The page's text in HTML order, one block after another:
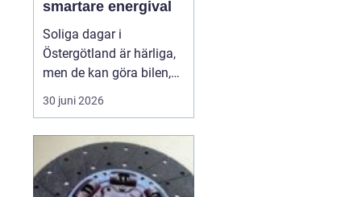
smartare energival
Soliga dagar i
Östergötland är härliga,
men de kan göra bilen,
bostaden eller kontoret
varma och bländande.
därför på solfilm
Linköpingsom ett enkelt
sätt att få svalka, ...
30 juni 2026